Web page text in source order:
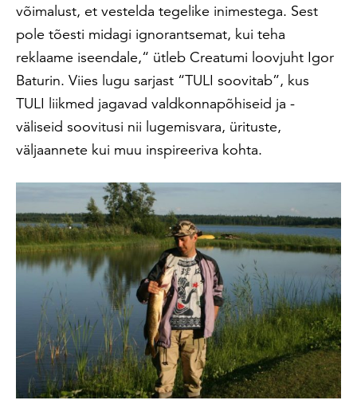
võimalust, et vestelda tegelike inimestega. Sest
pole tõesti midagi ignorantsemat, kui teha
reklaame iseendale,“ ütleb Creatumi loovjuht Igor
Baturin. Viies lugu sarjast “TULI soovitab”, kus
TULI liikmed jagavad valdkonnapõhiseid ja -
väliseid soovitusi nii lugemisvara, ürituste,
väljaannete kui muu inspireeriva kohta.